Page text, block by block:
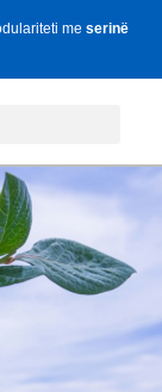
me serinë